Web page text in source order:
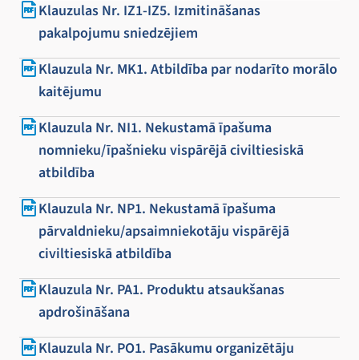
Klauzulas Nr. IZ1-IZ5. Izmitināšanas
pakalpojumu sniedzējiem
Klauzula Nr. MK1. Atbildība par nodarīto morālo
kaitējumu
Klauzula Nr. NI1. Nekustamā īpašuma
nomnieku/īpašnieku vispārējā civiltiesiskā
atbildība
Klauzula Nr. NP1. Nekustamā īpašuma
pārvaldnieku/apsaimniekotāju vispārējā
civiltiesiskā atbildība
Klauzula Nr. PA1. Produktu atsaukšanas
apdrošināšana
Klauzula Nr. PO1. Pasākumu organizētāju